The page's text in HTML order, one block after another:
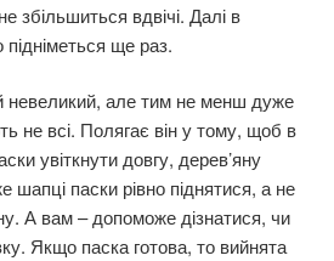
збільшиться вдвічі. Далі в
підніметься ще раз.
але тим не менш дуже
не всі. Полягає він у тому, щоб в
увіткнути довгу, дерев’яну
паски рівно піднятися, а не
А вам – допоможе дізнатися, чи
Якщо паска готова, то вийнята